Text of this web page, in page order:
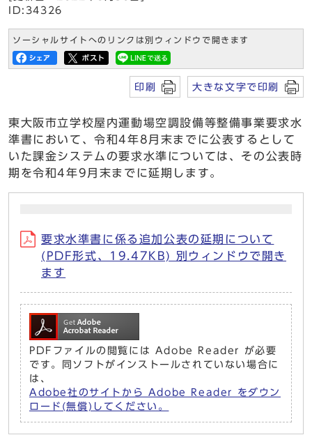
ID:34326
ソーシャルサイトへのリンクは別ウィンドウで開きます
印刷 大きな文字で印刷
東大阪市立学校屋内運動場空調設備等整備事業要求水
準書において、令和4年8月末までに公表するとして
いた課金システムの要求水準については、その公表時
期を令和4年9月末までに延期します。
要求水準書に係る追加公表の延期について
(PDF形式、19.47KB) 別ウィンドウで開き
ます
PDFファイルの閲覧には Adobe Reader が必要
です。同ソフトがインストールされていない場合に
は、
Adobe社のサイトから Adobe Reader をダウン
ロード(無償)してください。